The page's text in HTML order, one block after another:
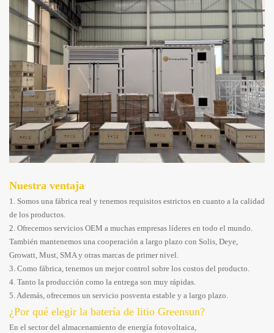
Nuestra ventaja
1. Somos una fábrica real y tenemos requisitos estrictos en cuanto a la calidad
de los productos.
2. Ofrecemos servicios OEM a muchas empresas líderes en todo el mundo.
También mantenemos una cooperación a largo plazo con Solis, Deye,
Growatt, Must, SMA y otras marcas de primer nivel.
3. Como fábrica, tenemos un mejor control sobre los costos del producto.
4. Tanto la producción como la entrega son muy rápidas.
5. Además, ofrecemos un servicio posventa estable y a largo plazo.
¿Por qué elegir la batería de litio Greensun?
En el sector del almacenamiento de energía fotovoltaica,